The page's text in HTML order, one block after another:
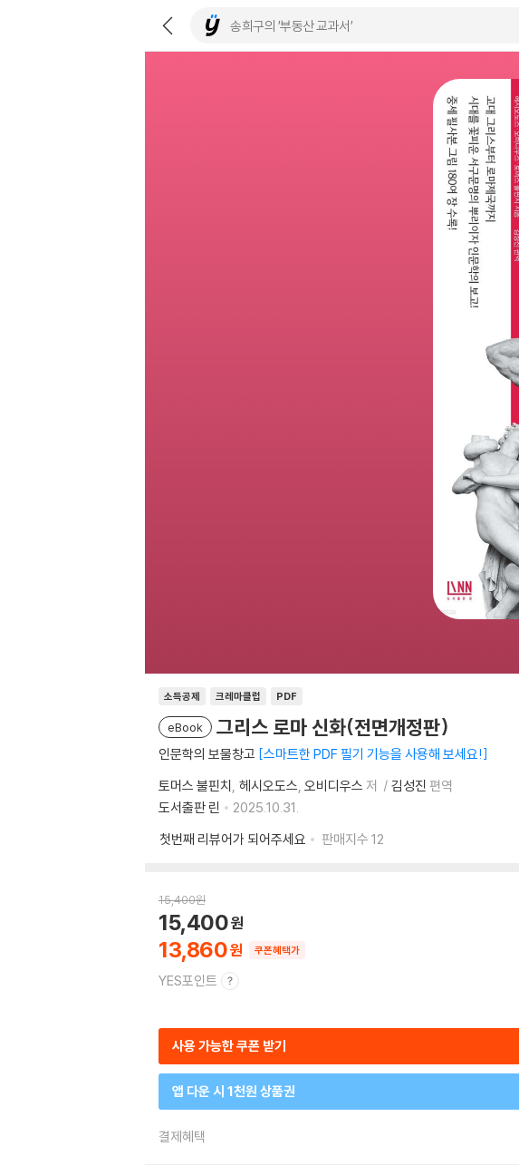
소득공제 크레마클럽 PDF
eBook 그리스 로마 신화(전면개정판)
인문학의 보물창고 스마트한 PDF 필기 기능을 사용해 보세요!
토머스 불핀치 헤시오도스 오비디우스 저 김성진 편역
도서출판 린
2025.10.31.
첫번째 리뷰어가 되어주세요
판매지수 12
15,400원
13,860
15,400
쿠폰혜택가
YES포인트
사용 가능한 쿠폰 받기
앱 다운 시 1천원 상품권
결제혜택